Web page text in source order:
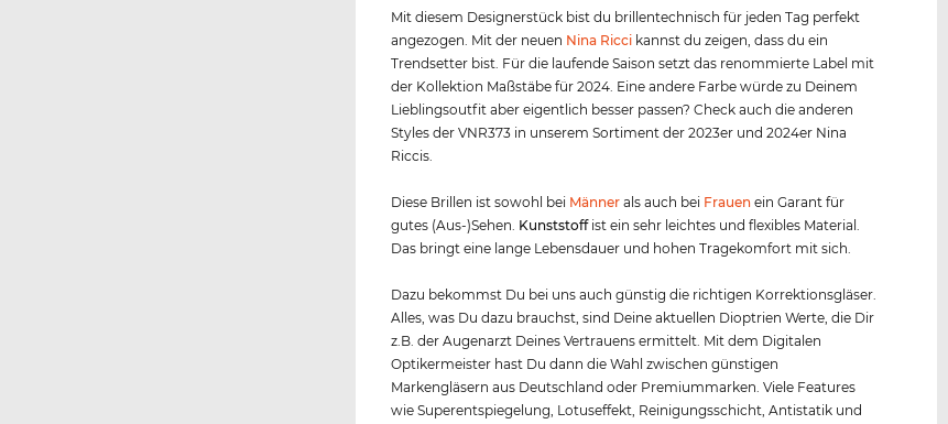
Mit diesem Designerstück bist du brillentechnisch für jeden Tag perfekt
angezogen. Mit der neuen Nina Ricci kannst du zeigen, dass du ein
Trendsetter bist. Für die laufende Saison setzt das renommierte Label mit
der Kollektion Maßstäbe für 2024. Eine andere Farbe würde zu Deinem
Lieblingsoutfit aber eigentlich besser passen? Check auch die anderen
Styles der VNR373 in unserem Sortiment der 2023er und 2024er Nina
Riccis.
Diese Brillen ist sowohl bei Männer als auch bei Frauen ein Garant für
gutes (Aus-)Sehen. Kunststoffist ein sehr leichtes und flexibles Material.
Das bringt eine lange Lebensdauer und hohen Tragekomfort mit sich.
Dazu bekommst Du bei uns auch günstig die richtigen Korrektionsgläser.
Alles, was Du dazu brauchst, sind Deine aktuellen Dioptrien Werte, die Dir
z.B. der Augenarzt Deines Vertrauens ermittelt. Mit dem Digitalen
Optikermeister hast Du dann die Wahl zwischen günstigen
Markengläsern aus Deutschland oder Premiummarken. Viele Features
wie Superentspiegelung, Lotuseffekt, Reinigungsschicht, Antistatik und